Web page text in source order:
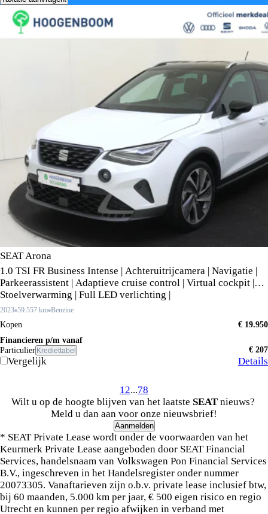
SEAT Arona
1.0 TSI FR Business Intense | Achteruitrijcamera | Navigatie |
Parkeerassistent | Adaptieve cruise control | Virtual cockpit |
Stoelverwarming | Full LED verlichting |
2023 59.557 km Benzine
Kopen
€ 19.950
Financieren p/m vanaf
Particulier Krediettabel € 207
Vergelijk Details
12...78
Wilt u op de hoogte blijven van het laatste SEAT nieuws?
Meld u dan aan voor onze nieuwsbrief!
Aanmelden
* SEAT Private Lease wordt onder de voorwaarden van het
Keurmerk Private Lease aangeboden door SEAT Financial
Services, handelsnaam van Volkswagen Pon Financial Services
B.V., ingeschreven in het Handelsregister onder nummer
20073305. Vanaftarieven zijn o.b.v. private lease inclusief btw,
bij 60 maanden, 5.000 km per jaar, € 500 eigen risico en regio
Utrecht en kunnen per regio afwijken in verband met